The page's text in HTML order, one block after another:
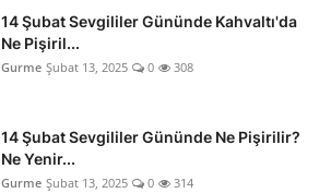
14 Şubat Sevgililer Gününde Kahvaltı'da
Ne Pişiril...
Gurme Şubat 13, 2025 0 308
14 Şubat Sevgililer Gününde Ne Pişirilir?
Ne Yenir...
Gurme Şubat 13, 2025 0 314